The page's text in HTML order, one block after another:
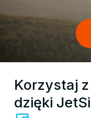
Korzystaj
dzięki